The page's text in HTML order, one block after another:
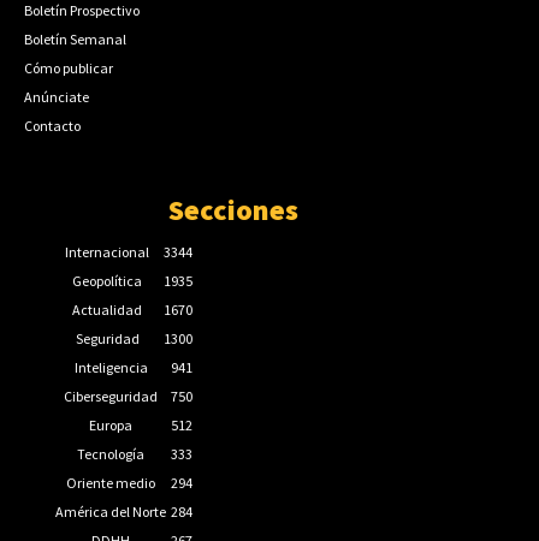
Boletín Prospectivo
Boletín Semanal
Cómo publicar
Anúnciate
Contacto
Secciones
Internacional
3344
Geopolítica
1935
Actualidad
1670
Seguridad
1300
Inteligencia
941
Ciberseguridad
750
Europa
512
Tecnología
333
Oriente medio
294
América del Norte 284